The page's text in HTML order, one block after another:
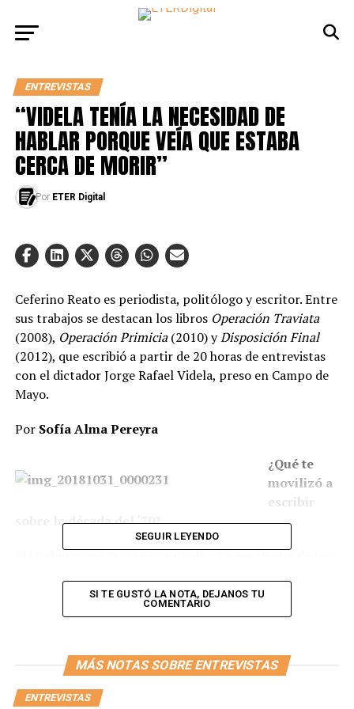
ENTREVISTAS
“VIDELA TENÍA LA NECESIDAD DE
HABLAR PORQUE VEÍA QUE ESTABA
CERCA DE MORIR”
Por ETER Digital
Ceferino Reato es periodista, politólogo y escritor. Entre
sus trabajos se destacan los libros Operación Traviata
(2008), Operación Primicia(2010) yDisposición Final
(2012), que escribió a partir de 20 horas de entrevistas
con el dictador Jorge Rafael Videla, preso en Campo de
Mayo.
Por Sofía Alma Pereyra
¿Qué te
movilizó a
escribir
sobre la década del ‘70?
El kirchnerismo tenía una mirada muy particular de los
Entonces pensé que podía escribir desde otra clave. Así
Operación Traviata,tuvo mucho éxito, entonces
¿Pudiste sentarte a charlar con él sin prejuicios?
SEGUIR LEYENDO
SI TE GUSTÓ LA NOTA, DEJANOS TU
COMENTARIO
MÁS NOTAS SOBRE ENTREVISTAS
ENTREVISTAS